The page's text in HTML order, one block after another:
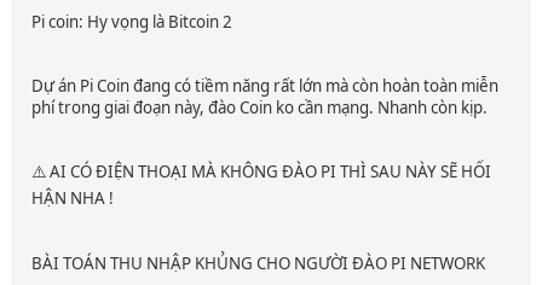
Pi coin: Hy vọng là Bitcoin 2
Dự án Pi Coin đang có tiềm năng rất lớn mà còn hoàn toàn miễn
phí trong giai đoạn này, đào Coin ko cần mạng. Nhanh còn kịp.
⚠️ AI CÓ ĐIỆN THOẠI MÀ KHÔNG ĐÀO PI THÌ SAU NÀY SẼ HỐI
HẬN NHA !
BÀI TOÁN THU NHẬP KHỦNG CHO NGƯỜI ĐÀO PI NETWORK